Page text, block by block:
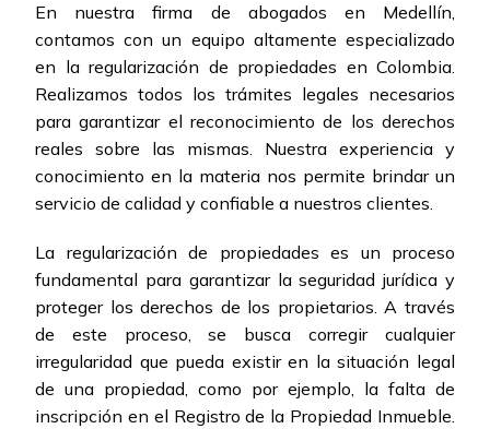
En nuestra firma de abogados en Medellín,
contamos con un equipo altamente especializado
en la regularización de propiedades en Colombia.
Realizamos todos los trámites legales necesarios
para garantizar el reconocimiento de los derechos
reales sobre las mismas. Nuestra experiencia y
conocimiento en la materia nos permite brindar un
servicio de calidad y confiable a nuestros clientes.
La regularización de propiedades es un proceso
fundamental para garantizar la seguridad jurídica y
proteger los derechos de los propietarios. A través
de este proceso, se busca corregir cualquier
irregularidad que pueda existir en la situación legal
de una propiedad, como por ejemplo, la falta de
inscripción en el Registro de la Propiedad Inmueble.